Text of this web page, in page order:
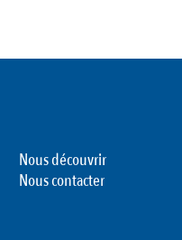
Nous découvrir
Nous contacter